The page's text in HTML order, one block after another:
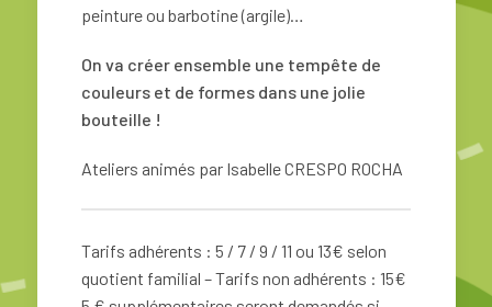
peinture ou barbotine (argile)…
On va créer ensemble une tempête de
couleurs et de formes dans une jolie
bouteille !
Ateliers animés par Isabelle CRESPO ROCHA
Tarifs adhérents : 5 / 7 / 9 / 11 ou 13€ selon
quotient familial – Tarifs non adhérents : 15€